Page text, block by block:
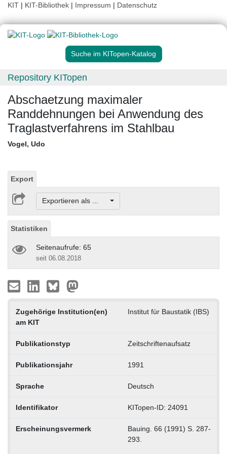
KIT | KIT-Bibliothek | Impressum | Datenschutz
Suche im KITopen-Katalog
Repository KITopen
Abschaetzung maximaler
Randdehnungen bei Anwendung des
Traglastverfahrens im Stahlbau
Vogel, Udo
Export
Exportieren als ...
Statistiken
Seitenaufrufe: 65
seit 06.08.2018
Zugehörige Institution(en)
am KIT
Institut für Baustatik (IBS)
Publikationstyp Zeitschriftenaufsatz
Publikationsjahr 1991
Sprache Deutsch
Identifikator KITopen-ID: 24091
Erscheinungsvermerk
Bauing. 66 (1991) S. 287-
293.